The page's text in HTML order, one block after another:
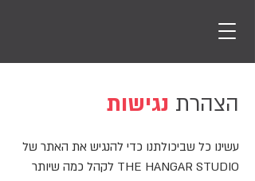
הצהרת נגישות
עשינו כל שביכולתנו כדי להנגיש את האתר של
THE HANGAR STUDIO לקהל כמה שיותר